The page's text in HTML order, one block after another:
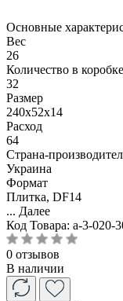
Основные
Вес
26
Количество в
32
Размер
240x52x14
Расход
64
Страна-
Украина
Формат
Плитка, DF14
... Далее
Код Товара: a-3-020-
0 отзывов
В наличии